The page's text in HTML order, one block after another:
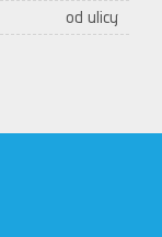
od ulicy